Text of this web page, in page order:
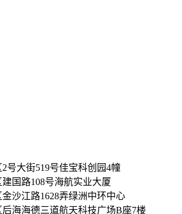
号大街519号佳宝科创园4幢
国路108号海航实业大厦
金沙江路1628弄绿洲中环中心
海海德三道航天科技广场B座7楼